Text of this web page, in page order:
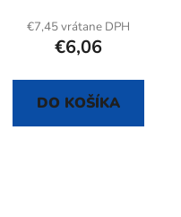
€7,45 vrátane DPH
€6,06
DO KOŠÍKA